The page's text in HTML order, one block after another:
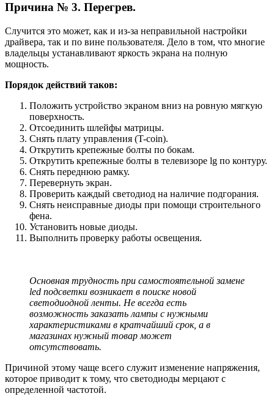
Причина № 3. Перегрев.
Случится это может, как и из-за неправильной настройки
драйвера, так и по вине пользователя. Дело в том, что многие
владельцы устанавливают яркость экрана на полную
мощность.
Порядок действий таков:
Положить устройство экраном вниз на ровную мягкую
поверхность.
Отсоединить шлейфы матрицы.
Снять плату управления (T-coin).
Открутить крепежные болты по бокам.
Открутить крепежные болты в телевизоре lg по контуру.
Снять переднюю рамку.
Перевернуть экран.
Проверить каждый светодиод на наличие подгорания.
Снять неисправные диоды при помощи строительного
фена.
Установить новые диоды.
Выполнить проверку работы освещения.
Основная трудность при самостоятельной замене
led подсветки возникает в поиске новой
светодиодной ленты. Не всегда есть
возможность заказать лампы с нужными
характеристиками в кратчайший срок, а в
магазинах нужный товар может
отсутствовать.
Причиной этому чаще всего служит изменение напряжения,
которое приводит к тому, что светодиоды мерцают с
определенной частотой.